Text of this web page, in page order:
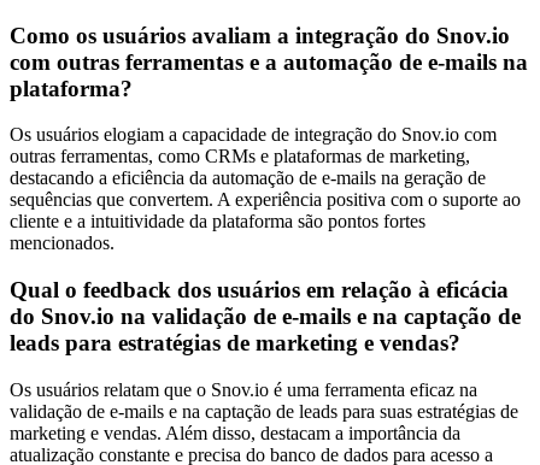
Como os usuários avaliam a integração do Snov.io
com outras ferramentas e a automação de e-mails na
plataforma?
Os usuários elogiam a capacidade de integração do Snov.io com
outras ferramentas, como CRMs e plataformas de marketing,
destacando a eficiência da automação de e-mails na geração de
sequências que convertem. A experiência positiva com o suporte ao
cliente e a intuitividade da plataforma são pontos fortes
mencionados.
Qual o feedback dos usuários em relação à eficácia
do Snov.io na validação de e-mails e na captação de
leads para estratégias de marketing e vendas?
Os usuários relatam que o Snov.io é uma ferramenta eficaz na
validação de e-mails e na captação de leads para suas estratégias de
marketing e vendas. Além disso, destacam a importância da
atualização constante e precisa do banco de dados para acesso a